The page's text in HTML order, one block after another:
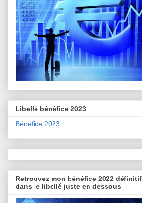
Libellé bénéfice 2023
Bénéfice 2023
Retrouvez mon bénéfice 2022 définitif
dans le libellé juste en dessous